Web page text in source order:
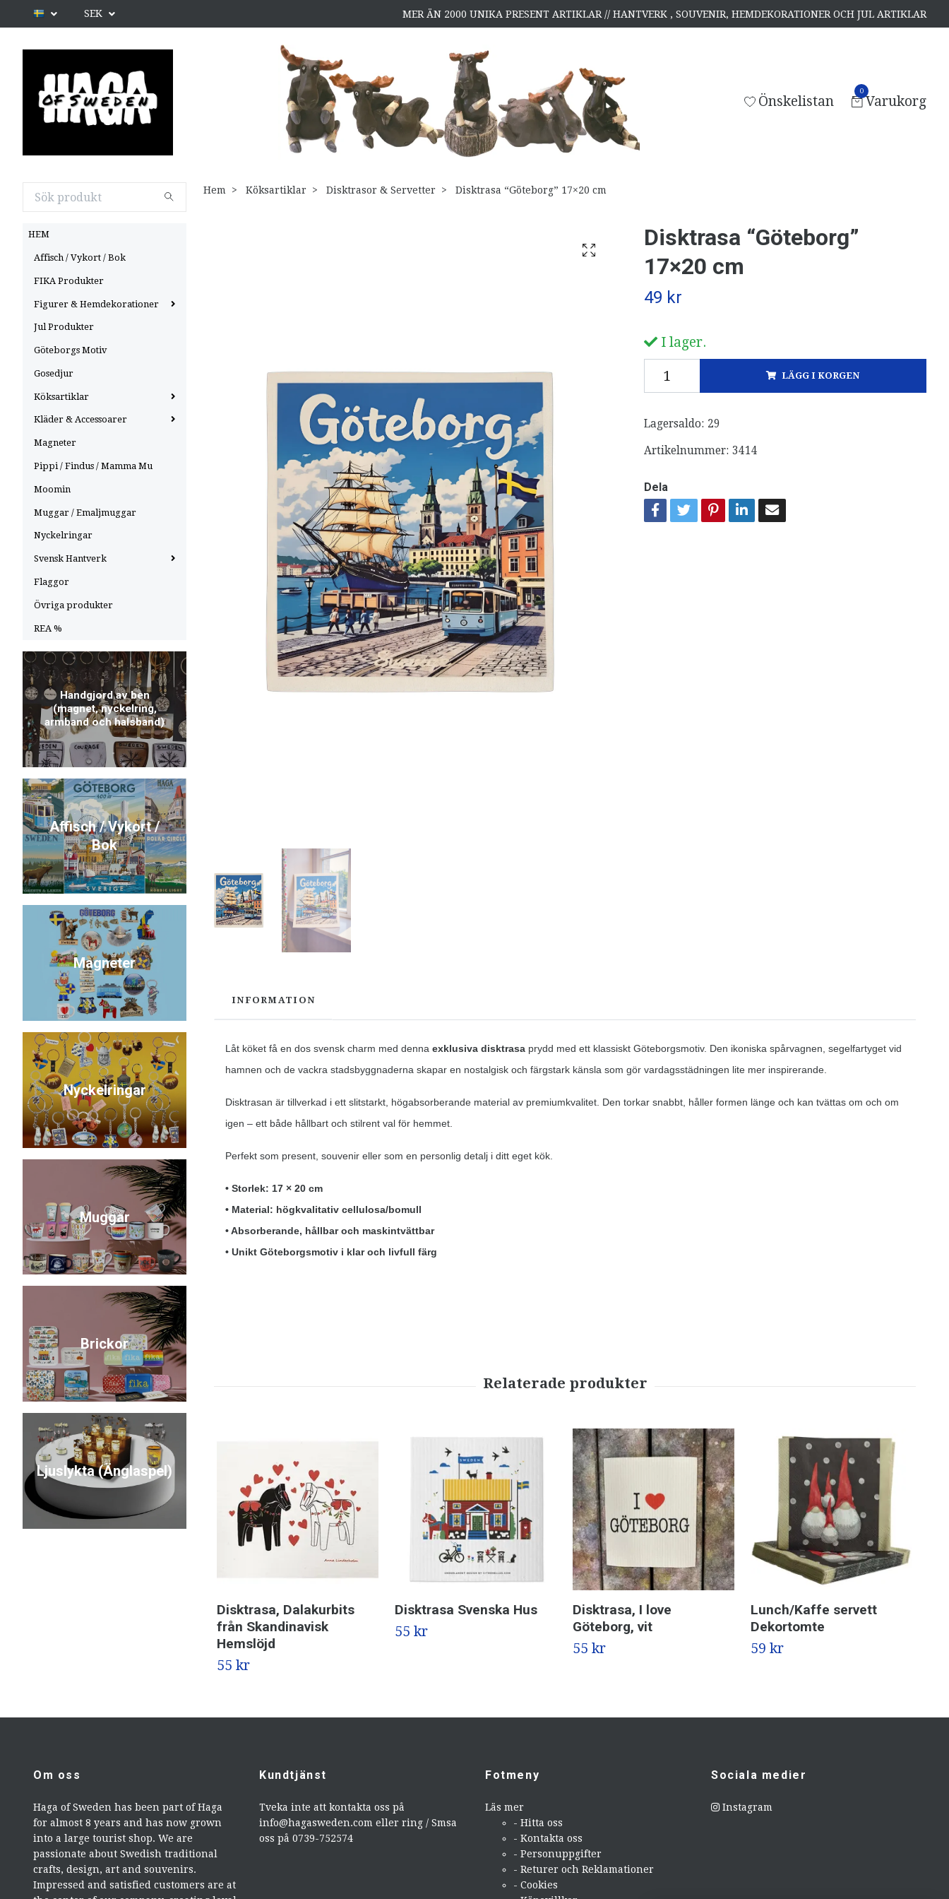
SEK MER ÄN 2000 UNIKA PRESENT ARTIKLAR // HANTVERK , SOUVENIR, HEMDEKORATIONER OCH JUL ARTIKLAR
Önskelistan
0
Varukorg
HEM
Affisch / Vykort / Bok
FIKA Produkter
Figurer & Hemdekorationer
Jul Produkter
Göteborgs Motiv
Gosedjur
Köksartiklar
Kläder & Accessoarer
Magneter
Pippi / Findus / Mamma Mu
Moomin
Muggar / Emaljmuggar
Nyckelringar
Svensk Hantverk
Flaggor
Övriga produkter
REA %
Handgjord av ben
(magnet, nyckelring,
armband och halsband)
Affisch / Vykort /
Bok
Magneter
Nyckelringar
Muggar
Brickor
Ljuslykta (Änglaspel)
Hem Köksartiklar Disktrasor & Servetter Disktrasa “Göteborg” 17×20 cm
Disktrasa “Göteborg”
17×20 cm
49 kr
I lager.
LÄGG I KORGEN
Lagersaldo: 29
Artikelnummer: 3414
Dela
INFORMATION
Låt köket få en dos svensk charm med denna exklusiva disktrasa prydd med ett klassiskt Göteborgsmotiv. Den ikoniska spårvagnen, segelfartyget vid
hamnen och de vackra stadsbyggnaderna skapar en nostalgisk och färgstark känsla som gör vardagsstädningen lite mer inspirerande.
Disktrasan är tillverkad i ett slitstarkt, högabsorberande material av premiumkvalitet. Den torkar snabbt, håller formen länge och kan tvättas om och om
igen – ett både hållbart och stilrent val för hemmet.
Perfekt som present, souvenir eller som en personlig detalj i ditt eget kök.
• Storlek: 17 × 20 cm
• Material: högkvalitativ cellulosa/bomull
• Absorberande, hållbar och maskintvättbar
• Unikt Göteborgsmotiv i klar och livfull färg
Disktrasa, Dalakurbits
från Skandinavisk
Hemslöjd
55 kr
Disktrasa Svenska Hus
55 kr
Disktrasa, I love
Göteborg, vit
55 kr
Lunch/Kaffe servett
Dekortomte
59 kr
Om oss
Haga of Sweden has been part of Haga
for almost 8 years and has now grown
into a large tourist shop. We are
passionate about Swedish traditional
crafts, design, art and souvenirs.
Impressed and satisfied customers are at
Kundtjänst
Tveka inte att kontakta oss på
info@hagasweden.com eller ring / Smsa
oss på 0739-752574
Fotmeny
Läs mer
- Hitta oss
- Kontakta oss
- Personuppgifter
- Returer och Reklamationer
- Cookies
Sociala medier
Instagram